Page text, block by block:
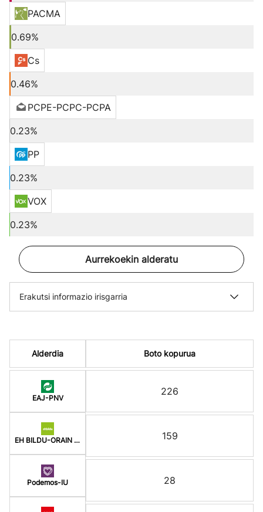
PACMA
0.69%
Cs
0.46%
PCPE-PCPC-PCPA
0.23%
PP
0.23%
VOX
0.23%
Aurrekoekin alderatu
Erakutsi informazio irisgarria
Alderdia
EAJ-PNV
EH BILDU-ORAIN ERREP
Podemos-IU
Boto kopurua
226
159
28